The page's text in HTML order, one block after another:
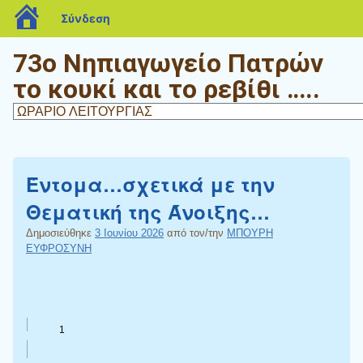
73ο Νηπιαγωγείο Πατρών
το κουκί και το ρεβίθι …..
Έντομα…σχετικά με την
Θεματική της Άνοιξης…
Δημοσιεύθηκε 3 Ιουνίου 2026 από τον/την ΜΠΟΥΡΗ
ΕΥΦΡΟΣΥΝΗ
blogs.sch.gr
Σύνδεση